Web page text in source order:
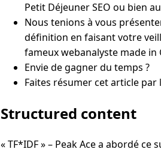
Petit Déjeuner SEO ou bien
Nous tenions à vous
définition en faisant votre
fameux webanalyste made in
Envie de gagner du temps ?
Faites résumer cet article par
Structured content
« TF*IDF » – Peak Ace a abordé